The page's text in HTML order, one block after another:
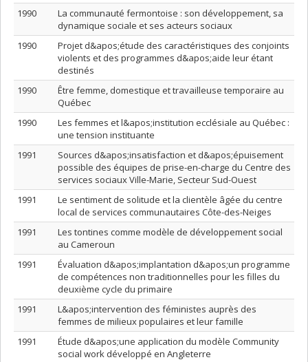
1990
La communauté fermontoise : son développement, sa
dynamique sociale et ses acteurs sociaux
1990
Projet d&apos;étude des caractéristiques des conjoints
violents et des programmes d&apos;aide leur étant
destinés
1990
Être femme, domestique et travailleuse temporaire au
Québec
1990
Les femmes et l&apos;institution ecclésiale au Québec :
une tension instituante
1991
Sources d&apos;insatisfaction et d&apos;épuisement
possible des équipes de prise-en-charge du Centre des
services sociaux Ville-Marie, Secteur Sud-Ouest
1991
Le sentiment de solitude et la clientèle âgée du centre
local de services communautaires Côte-des-Neiges
1991
Les tontines comme modèle de développement social
au Cameroun
1991
Évaluation d&apos;implantation d&apos;un programme
de compétences non traditionnelles pour les filles du
deuxième cycle du primaire
1991
L&apos;intervention des féministes auprès des
femmes de milieux populaires et leur famille
1991
Étude d&apos;une application du modèle Community
social work développé en Angleterre